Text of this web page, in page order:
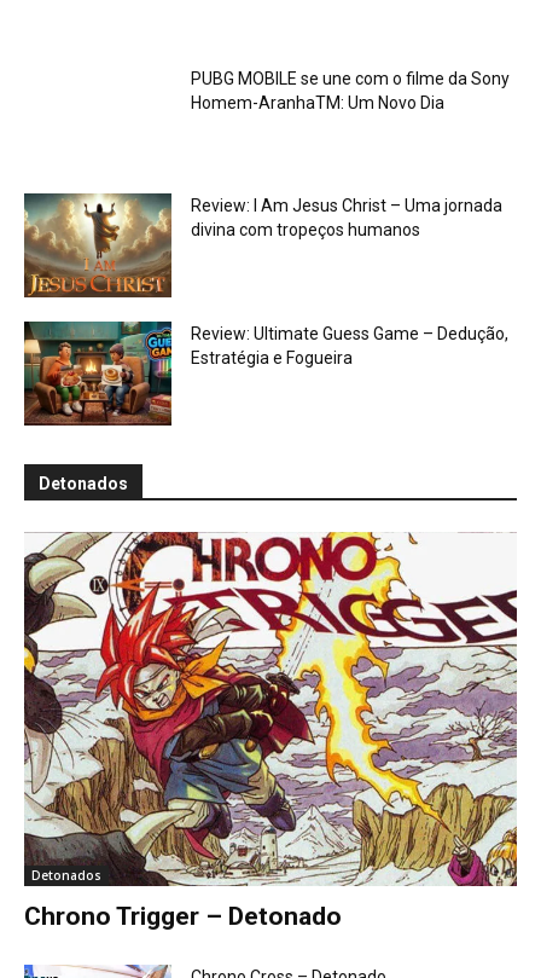
PUBG MOBILE se une com o filme da Sony
Homem-AranhaTM: Um Novo Dia
Review: I Am Jesus Christ – Uma jornada
divina com tropeços humanos
Review: Ultimate Guess Game – Dedução,
Estratégia e Fogueira
Detonados
Detonados
Chrono Trigger – Detonado